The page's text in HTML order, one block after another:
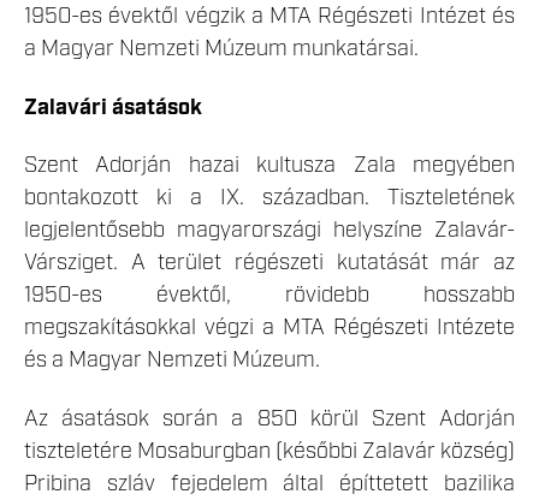
1950-es évektől végzik a MTA Régészeti Intézet és
a Magyar Nemzeti Múzeum munkatársai.
Zalavári ásatások
Szent Adorján hazai kultusza Zala megyében
bontakozott ki a IX. században. Tiszteletének
legjelentősebb magyarországi helyszíne Zalavár-
Vársziget. A terület régészeti kutatását már az
1950-es évektől, rövidebb hosszabb
megszakításokkal végzi a MTA Régészeti Intézete
és a Magyar Nemzeti Múzeum.
Az ásatások során a 850 körül Szent Adorján
tiszteletére Mosaburgban (későbbi Zalavár község)
Pribina szláv fejedelem által építtetett bazilika